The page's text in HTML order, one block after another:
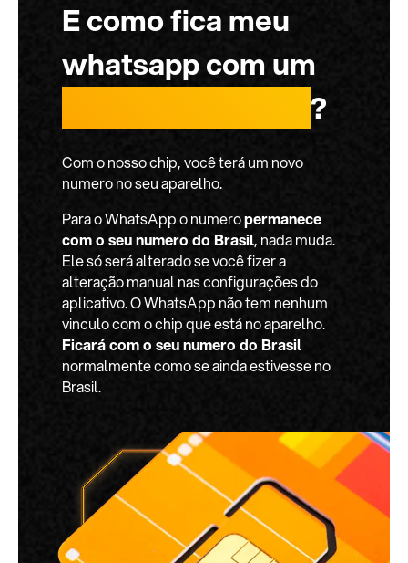
E como fica meu
whatsapp com um
?
Com o nosso chip, você terá um novo
numero no seu aparelho.
Para o WhatsApp o numeropermanece
com o seu numero do Brasil, nada muda.
Ele só será alterado se você fizer a
alteração manual nas configurações do
aplicativo. O WhatsApp não tem nenhum
vinculo com o chip que está no aparelho.
Ficará com o seu numero do Brasil
normalmente como se ainda estivesse no
Brasil.